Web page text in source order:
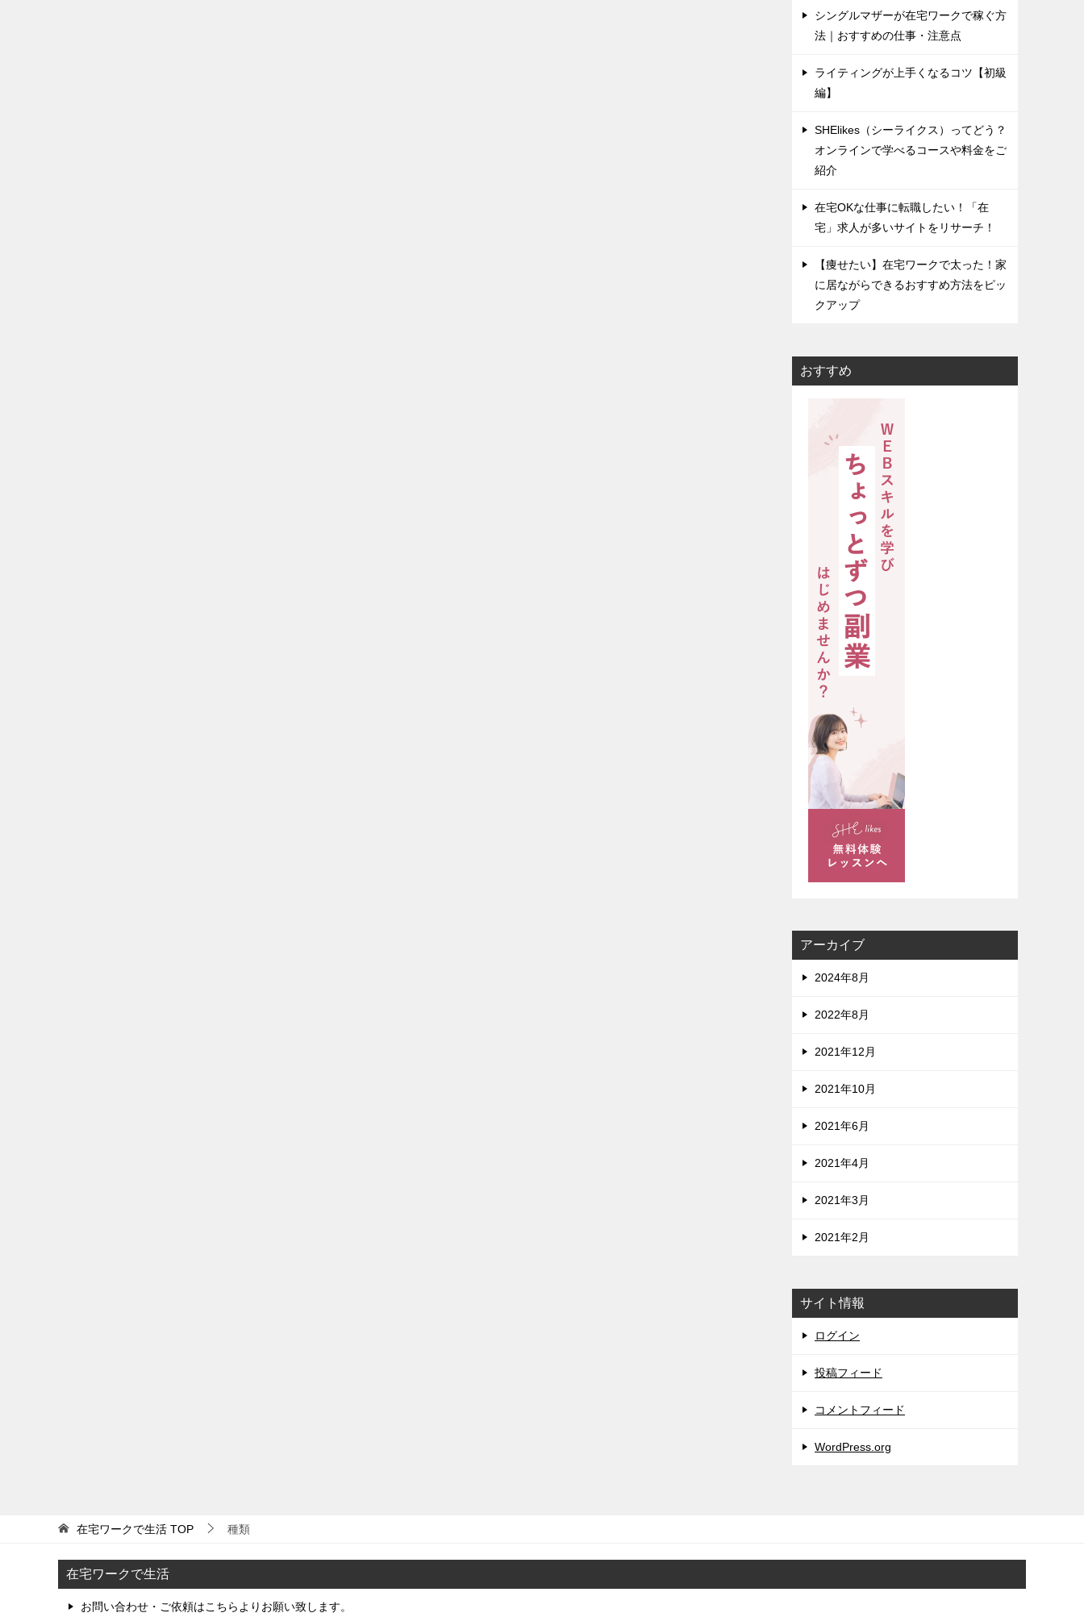
シングルマザーが在宅ワークで稼ぐ方
法｜おすすめの仕事・注意点
ライティングが上手くなるコツ【初級
編】
SHElikes（シーライクス）ってどう？
オンラインで学べるコースや料金をご
紹介
在宅OKな仕事に転職したい！「在
宅」求人が多いサイトをリサーチ！
【痩せたい】在宅ワークで太った！家
に居ながらできるおすすめ方法をピッ
クアップ
おすすめ
アーカイブ
2024年8月
2022年8月
2021年12月
2021年10月
2021年6月
2021年4月
2021年3月
2021年2月
サイト情報
ログイン
投稿フィード
コメントフィード
WordPress.org
在宅ワークで生活 TOP 種類
在宅ワークで生活
お問い合わせ・ご依頼はこちらよりお願い致します。